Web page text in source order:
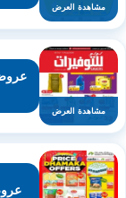
مشاهدة العرض
مشاهدة العرض
عروض